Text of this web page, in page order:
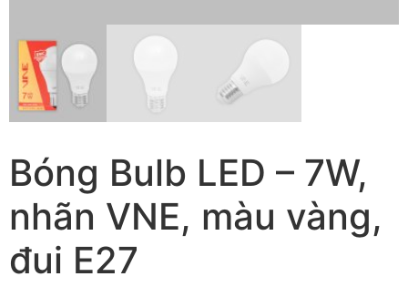
Bóng Bulb LED – 7W,
nhãn VNE, màu vàng,
đui E27